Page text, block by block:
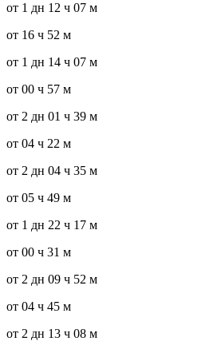
от 1 дн 12 ч 07 м
от 16 ч 52 м
от 1 дн 14 ч 07 м
от 00 ч 57 м
от 2 дн 01 ч 39 м
от 04 ч 22 м
от 2 дн 04 ч 35 м
от 05 ч 49 м
от 1 дн 22 ч 17 м
от 00 ч 31 м
от 2 дн 09 ч 52 м
от 04 ч 45 м
от 2 дн 13 ч 08 м